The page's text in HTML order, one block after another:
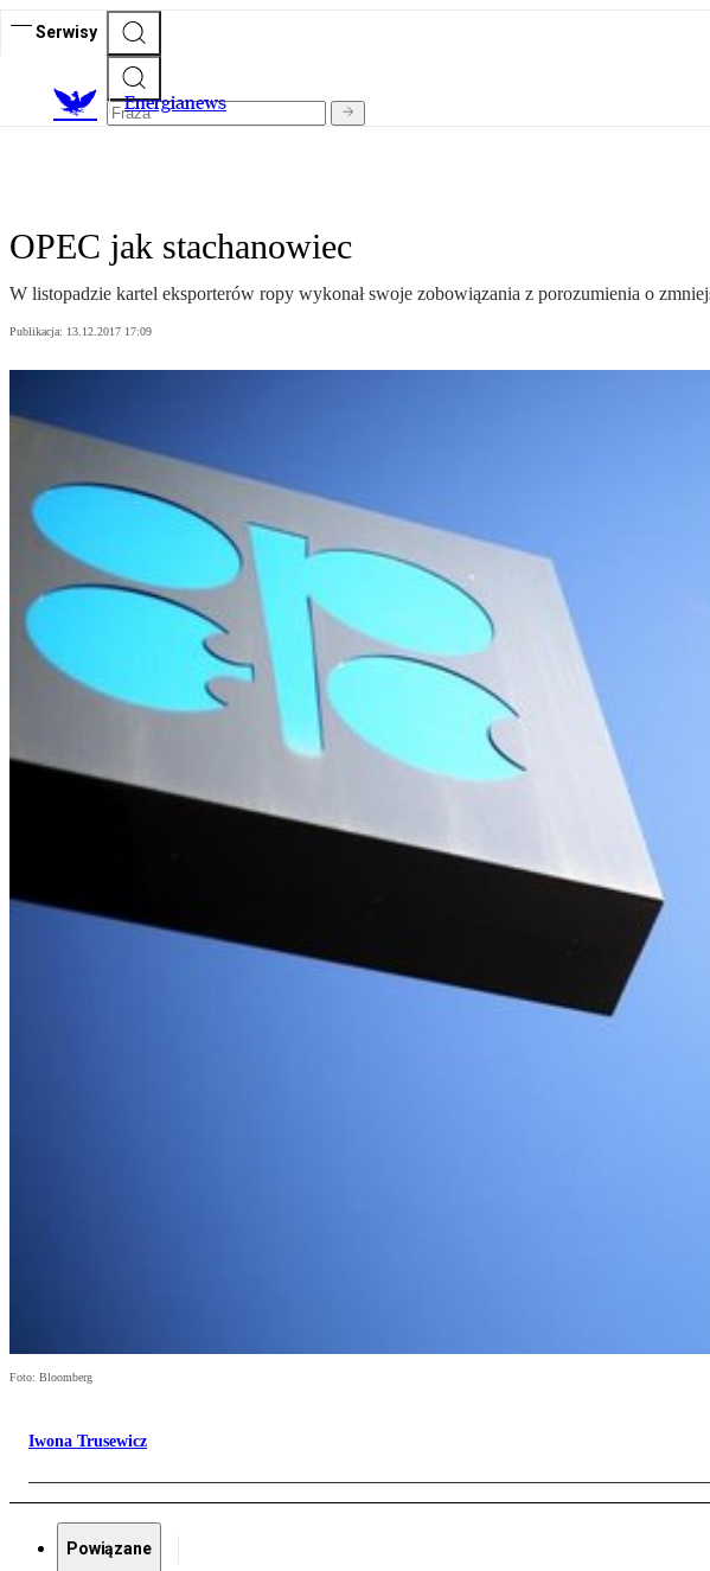
Serwisy
Energianews
OPEC jak stachanowiec
W listopadzie kartel eksporterów ropy wykonał swoje zobowiązania z porozumienia o
Publikacja: 13.12.2017 17:09
Foto: Bloomberg
Iwona Trusewicz
Powiązane